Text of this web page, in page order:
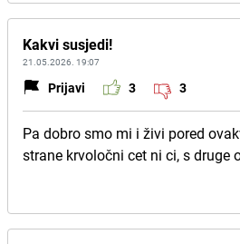
Kakvi susjedi!
21.05.2026. 19:07
Prijavi 3 3
Pa dobro smo mi i živi pored
strane krvoločni cet ni ci, s druge